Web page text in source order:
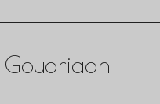
Goudriaan